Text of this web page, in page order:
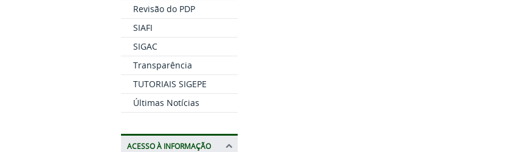
Revisão do PDP
SIAFI
SIGAC
Transparência
TUTORIAIS SIGEPE
Últimas Notícias
ACESSO À INFORMAÇÃO